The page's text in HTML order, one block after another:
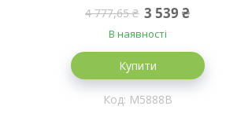
4 777,65 ₴ 3 539 ₴
В наявності
Купити
M5888B